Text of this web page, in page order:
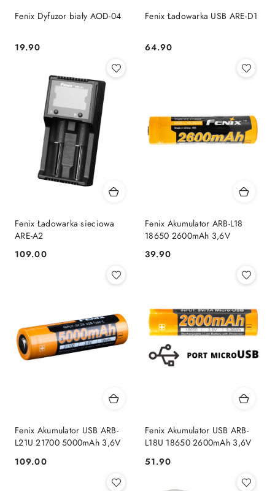
Fenix Dyfuzor biały AOD-04
Cena:
19.90
Fenix Ładowarka USB ARE-D1
Cena:
64.90
Fenix Ładowarka sieciowa
ARE-A2
Cena:
109.00
Fenix Akumulator ARB-L18
18650 2600mAh 3,6V
Cena:
39.90
Fenix Akumulator USB ARB-
L21U 21700 5000mAh 3,6V
Cena:
109.00
Fenix Akumulator USB ARB-
L18U 18650 2600mAh 3,6V
Cena:
51.90